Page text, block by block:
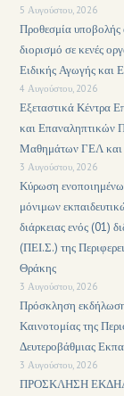
5 Αυγούστου, 2026
Προθεσμία υποβολής
διορισμό σε κενές
Ειδικής Αγωγής και
4 Αυγούστου, 2026
Εξεταστικά Κέντρα
και Επαναληπτικών
Μαθημάτων ΓΕΛ
3 Αυγούστου, 2026
Κύρωση
μόνιμων
διάρκειας ενός (01)
(ΠΕΙ.Σ.) της
Θράκης
3 Αυγούστου, 2026
Πρόσκληση
Καινοτομίας της
Δευτεροβάθμιας
3 Αυγούστου, 2026
ΠΡΟΣΚΛΗΣΗ